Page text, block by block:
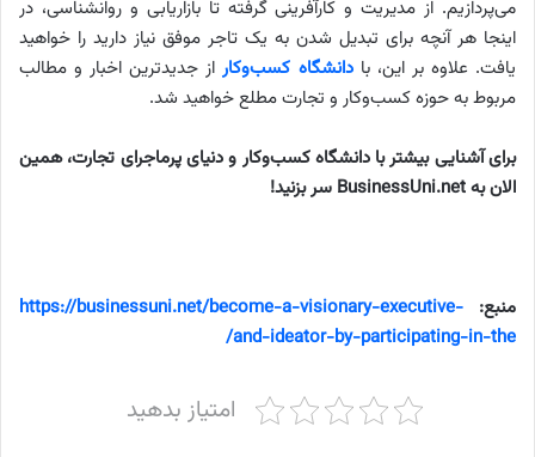
می‌پردازیم. از مدیریت و کارآفرینی گرفته تا بازاریابی و روانشناسی، در
اینجا هر آنچه برای تبدیل شدن به یک تاجر موفق نیاز دارید را خواهید
یافت. علاوه بر این، بادانشگاه کسب‌وکاراز جدیدترین اخبار و مطالب
مربوط به حوزه کسب‌وکار و تجارت مطلع خواهید شد.
برای آشنایی بیشتر با دانشگاه کسب‌وکار و دنیای پرماجرای تجارت، همین
الان به BusinessUni.net سر بزنید!
منبع: https://businessuni.net/become-a-visionary-executive-
and-ideator-by-participating-in-the/
امتیاز بدهید